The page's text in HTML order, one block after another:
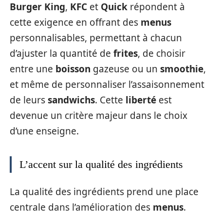
Burger King, KFC et Quick répondent à
cette exigence en offrant des menus
personnalisables, permettant à chacun
d’ajuster la quantité de frites, de choisir
entre une boisson gazeuse ou un smoothie,
et même de personnaliser l’assaisonnement
de leurssandwichs. Cette liberté est
devenue un critère majeur dans le choix
d’une enseigne.
L’accent sur la qualité des ingrédients
La qualité des ingrédients prend une place
centrale dans l’amélioration des menus.